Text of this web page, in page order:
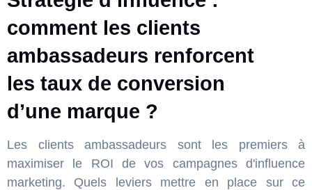
comment les clients
ambassadeurs renforcent
les taux de conversion
d’une marque ?
Les clients ambassadeurs sont les premiers à
maximiser le ROI de vos campagnes d'influence
marketing. Quels leviers mettre en place sur ce